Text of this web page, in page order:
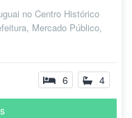
no Centro Histórico
Mercado Público,
6 4